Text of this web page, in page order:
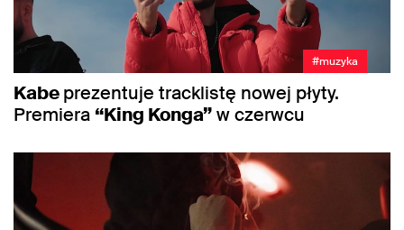
#muzyka
Kabeprezentuje tracklistę nowej płyty.
Premiera “King Konga”w czerwcu